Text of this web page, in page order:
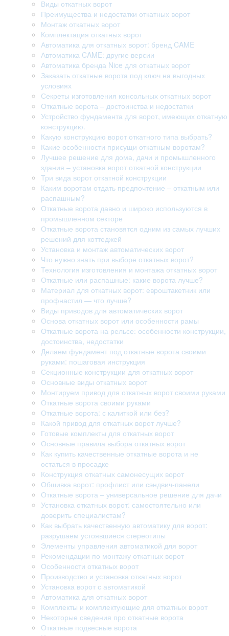
Виды откатных ворот
Преимущества и недостатки откатных ворот
Монтаж откатных ворот
Комплектация откатных ворот
Автоматика для откатных ворот: бренд CAME
Автоматика CAME: другие версии
Автоматика бренда Nice для откатных ворот
Заказать откатные ворота под ключ на выгодных
условиях
Секреты изготовления консольных откатных ворот
Откатные ворота – достоинства и недостатки
Устройство фундамента для ворот, имеющих откатную
конструкцию.
Какую конструкцию ворот откатного типа выбрать?
Какие особенности присущи откатным воротам?
Лучшее решение для дома, дачи и промышленного
здания – установка ворот откатной конструкции
Три вида ворот откатной конструкции
Каким воротам отдать предпочтение – откатным или
распашным?
Откатные ворота давно и широко используются в
промышленном секторе
Откатные ворота становятся одним из самых лучших
решений для коттеджей
Установка и монтаж автоматических ворот
Что нужно знать при выборе откатных ворот?
Технология изготовления и монтажа откатных ворот
Откатные или распашные: какие ворота лучше?
Материал для откатных ворот: евроштакетник или
профнастил — что лучше?
Виды приводов для автоматических ворот
Основа откатных ворот или особенности рамы
Откатные ворота на рельсе: особенности конструкции,
достоинства, недостатки
Делаем фундамент под откатные ворота своими
руками: пошаговая инструкция
Секционные конструкции для откатных ворот
Основные виды откатных ворот
Монтируем привод для откатных ворот своими руками
Откатные ворота своими руками
Откатные ворота: с калиткой или без?
Какой привод для откатных ворот лучше?
Готовые комплекты для откатных ворот
Основные правила выбора откатных ворот
Как купить качественные откатные ворота и не
остаться в просадке
Конструкция откатных самонесущих ворот
Обшивка ворот: профлист или сэндвич-панели
Откатные ворота – универсальное решение для дачи
Установка откатных ворот: самостоятельно или
доверить специалистам?
Как выбрать качественную автоматику для ворот:
разрушаем устоявшиеся стереотипы
Элементы управления автоматикой для ворот
Рекомендации по монтажу откатных ворот
Особенности откатных ворот
Производство и установка откатных ворот
Установка ворот с автоматикой
Автоматика для откатных ворот
Комплекты и комплектующие для откатных ворот
Некоторые сведения про откатные ворота
Откатные подвесные ворота